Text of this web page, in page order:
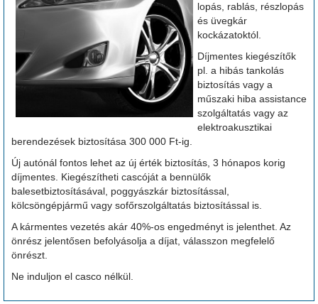
lopás, rablás, részlopás
és üvegkár
kockázatoktól.
Díjmentes kiegészítők
pl. a hibás tankolás
biztosítás vagy a
műszaki hiba assistance
szolgáltatás vagy az
elektroakusztikai
berendezések biztosítása 300 000 Ft-ig.
Új autónál fontos lehet az új érték biztosítás, 3 hónapos korig
díjmentes. Kiegészítheti cascóját a bennülők
balesetbiztosításával, poggyászkár biztosítással,
kölcsöngépjármű vagy sofőrszolgáltatás biztosítással is.
A kármentes vezetés akár 40%-os engedményt is jelenthet. Az
önrész jelentősen befolyásolja a díjat, válasszon megfelelő
önrészt.
Ne induljon el casco nélkül.